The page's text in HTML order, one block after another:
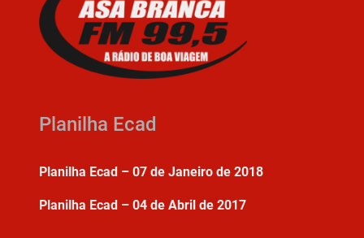
Planilha Ecad
Planilha Ecad – 07 de Janeiro de 2018
Planilha Ecad – 04 de Abril de 2017